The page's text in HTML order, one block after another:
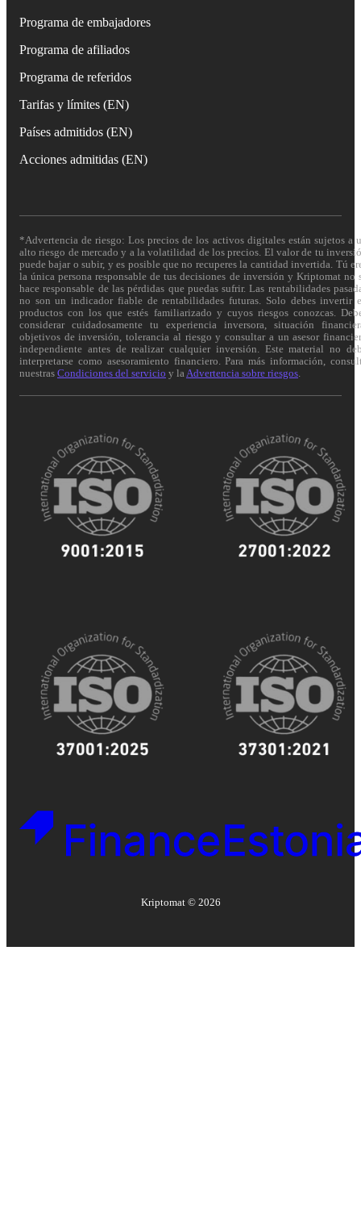
Programa de embajadores
Programa de afiliados
Programa de referidos
Tarifas y límites (EN)
Países admitidos (EN)
Acciones admitidas (EN)
*Advertencia de riesgo: Los precios de los activos digitales están sujetos a
alto riesgo de mercado y a la volatilidad de los precios. El valor de tu
puede bajar o subir, y es posible que no recuperes la cantidad invertida. Tú
la única persona responsable de tus decisiones de inversión y Kriptomat no
hace responsable de las pérdidas que puedas sufrir. Las rentabilidades
no son un indicador fiable de rentabilidades futuras. Solo debes invertir
productos con los que estés familiarizado y cuyos riesgos conozcas.
considerar cuidadosamente tu experiencia inversora, situación
objetivos de inversión, tolerancia al riesgo y consultar a un asesor
independiente antes de realizar cualquier inversión. Este material no
interpretarse como asesoramiento financiero. Para más información,
nuestras Condiciones del servicio y la Advertencia sobre riesgos
Kriptomat © 2026